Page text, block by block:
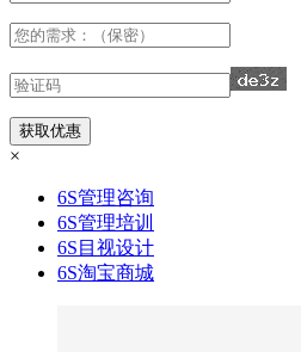
×
6S管理咨询
6S管理培训
6S目视设计
6S淘宝商城